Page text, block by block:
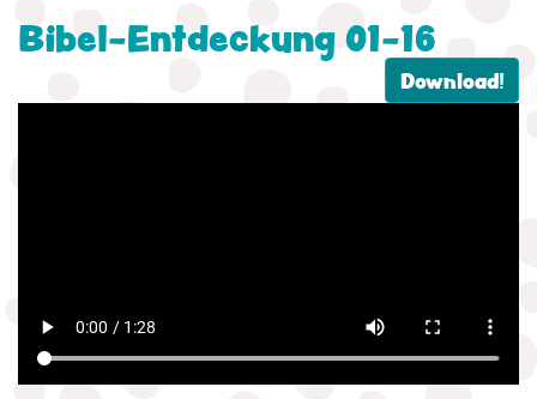
Bibel-Entdeckung 01-16
Download!